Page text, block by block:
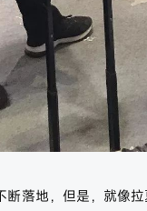
断落地，但是，就像